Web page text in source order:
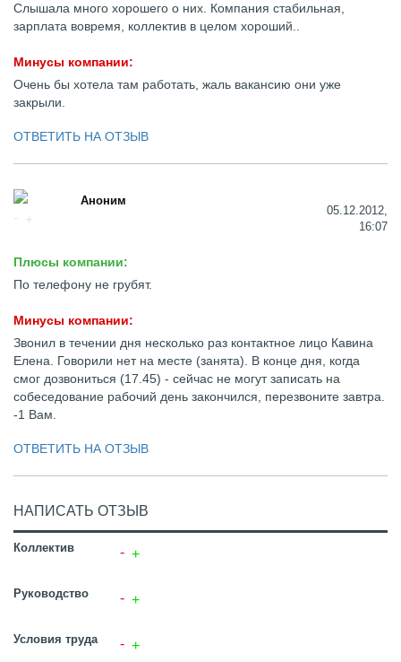
Слышала много хорошего о них. Компания стабильная,
зарплата вовремя, коллектив в целом хороший..
Минусы компании:
Очень бы хотела там работать, жаль вакансию они уже
закрыли.
ОТВЕТИТЬ НА ОТЗЫВ
Аноним
05.12.2012,
16:07
Плюсы компании:
По телефону не грубят.
Минусы компании:
Звонил в течении дня несколько раз контактное лицо Кавина
Елена. Говорили нет на месте (занята). В конце дня, когда
смог дозвониться (17.45) - сейчас не могут записать на
собеседование рабочий день закончился, перезвоните завтра.
-1 Вам.
ОТВЕТИТЬ НА ОТЗЫВ
НАПИСАТЬ ОТЗЫВ
Коллектив
Руководство
Условия труда